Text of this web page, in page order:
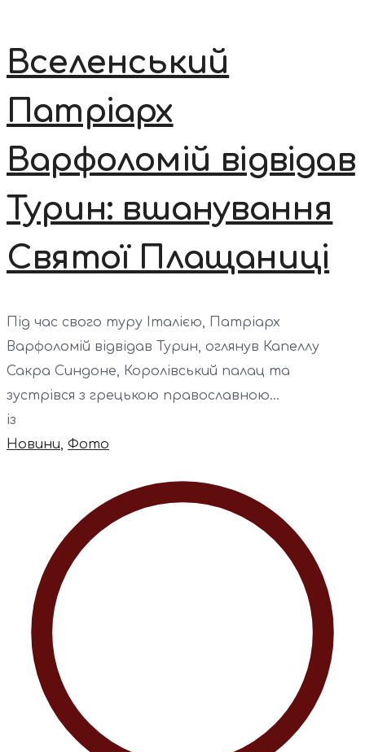
Вселенський
Патріарх
Варфоломій відвідав
Турин: вшанування
Святої Плащаниці
Під час свого туру Італією, Патріарх
Варфоломій відвідав Турин, оглянув Капеллу
Сакра Синдоне, Королівський палац та
зустрівся з грецькою православною...
із
Новини, Фото